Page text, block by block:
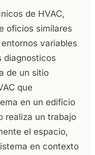
de HVAC,
oficios similares
variables
diagnosticos
de un sitio
que
en un edificio
realiza un trabajo
el espacio,
en contexto